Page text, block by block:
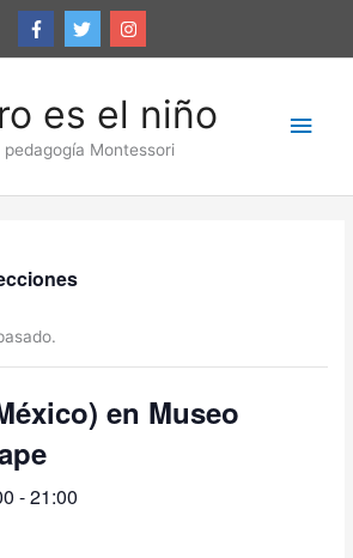
es el niño
Montessori
en Museo
-21:00